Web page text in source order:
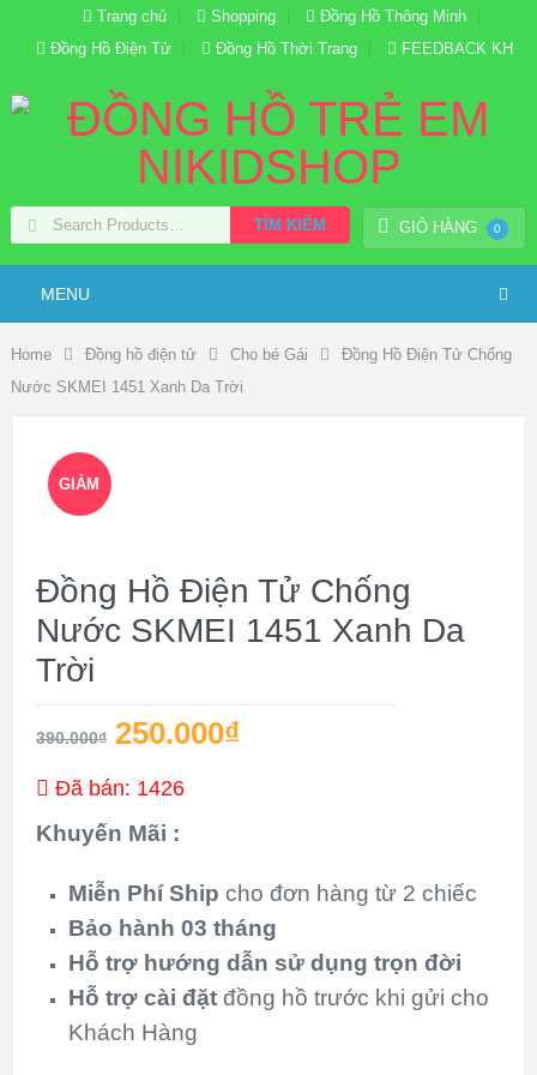
Trang chủ Shopping
Đồng Hồ Thông Minh
Đồng Hồ Điện Tử
Đồng Hồ Thời Trang FEEDBACK KH
GIỎ HÀNG 0
TÌM KIẾM
MENU
Home Đồng hồ điện tử Cho bé Gái
Đồng Hồ Điện Tử Chống
Nước SKMEI 1451 Xanh Da Trời
GIẢM
Đồng Hồ Điện Tử Chống
Nước SKMEI 1451 Xanh Da
Trời
390.000₫ 250.000₫
Đã bán: 1426
Khuyến Mãi :
Miễn Phí Ship cho đơn hàng từ 2 chiếc
Bảo hành 03 tháng
Hỗ trợ hướng dẫn sử dụng trọn đời
Hỗ trợ cài đặtđồng hồ trước khi gửi cho
Khách Hàng